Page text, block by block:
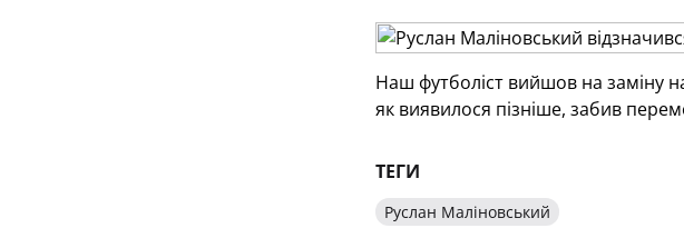
Наш футболіст вийшов на заміну
як виявилося пізніше, забив
ТЕГИ
Руслан Маліновський